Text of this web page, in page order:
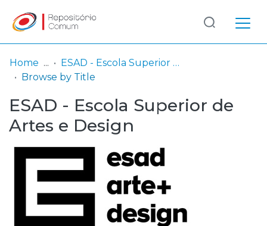
& Collections
Browse repository
Entities
Log
In
(current)
Home
ESAD - Escola Superior de Artes e Design
Browse by Title
ESAD - Escola Superior de
Artes e Design